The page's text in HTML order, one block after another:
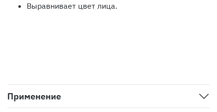
Выравнивает цвет лица.
Применение